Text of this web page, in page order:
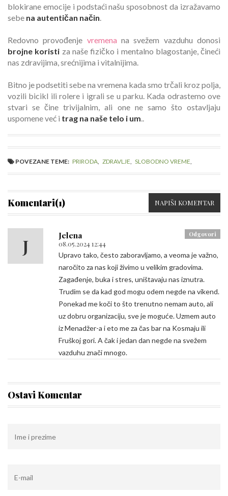
blokirane emocije i podstaći našu sposobnost da izražavamo
sebe na autentičan način.
Redovno provođenje vremena na svežem vazduhu donosi
brojne koristi za naše fizičko i mentalno blagostanje, čineći
nas zdravijima, srećnijima i vitalnijima.
Bitno je podsetiti sebe na vremena kada smo trčali kroz polja,
vozili bicikl ili rolere i igrali se u parku. Kada odrastemo ove
stvari se čine trivijalnim, ali one ne samo što ostavljaju
uspomene već i trag na naše telo i um..
POVEZANE TEME: PRIRODA, ZDRAVLJE, SLOBODNO VREME,
Komentari(1) NAPIŠI KOMENTAR
J Jelena Odgovori
08.05.2024 12:44
Upravo tako, često zaboravljamo, a veoma je važno,
naročito za nas koji živimo u velikim gradovima.
Zagađenje, buka i stres, uništavaju nas iznutra.
Trudim se da kad god mogu odem negde na vikend.
Ponekad me koči to što trenutno nemam auto, ali
uz dobru organizaciju, sve je moguće. Uzmem auto
iz Menadžer-a i eto me za čas bar na Kosmaju ili
Fruškoj gori. A čak i jedan dan negde na svežem
vazduhu znači mnogo.
Ostavi Komentar